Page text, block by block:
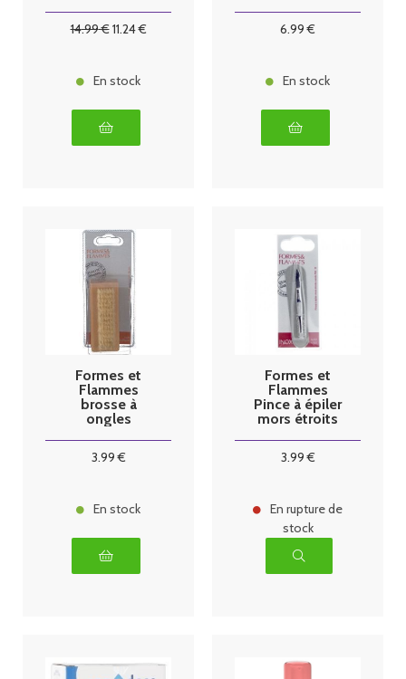
14.99€11.24€
En stock
6.99 €
En stock
Formes et
Flammes
brosse à
ongles
3.99€
En stock
Formes et
Flammes
Pince à épiler
mors étroits
3.99€
En rupture de
stock